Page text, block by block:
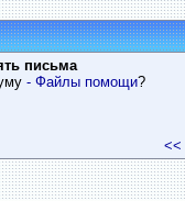
письма
- Файлы помощи?
<<